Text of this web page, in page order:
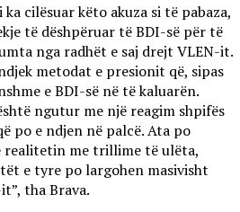
cilësuar këto akuza si të pabaza,
të dëshpëruar të BDI-së për të
nga radhët e saj drejt VLEN-it.
metodat e presionit që, sipas
e BDI-së në të kaluarën.
ngutur me një reagim shpifës
po e ndjen në palcë. Ata po
realitetin me trillime të ulëta,
e tyre po largohen masivisht
tha Brava.